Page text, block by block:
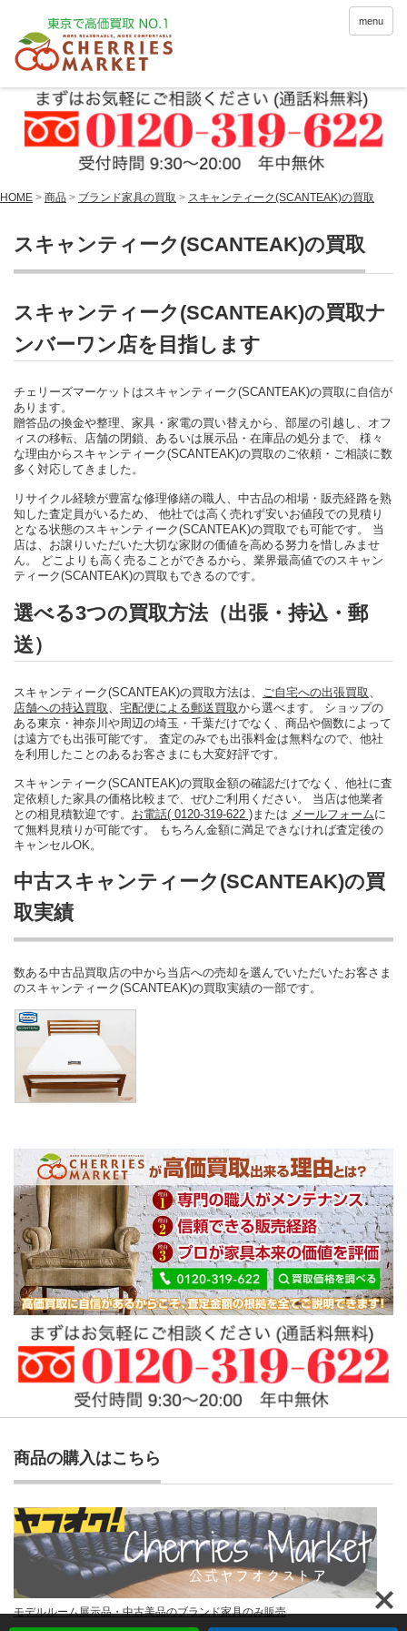
menu
HOME > 商品 > ブランド家具の買取 > スキャンティーク(SCANTEAK)の買取
スキャンティーク(SCANTEAK)の買取
スキャンティーク(SCANTEAK)の買取ナ
ンバーワン店を目指します
チェリーズマーケットはスキャンティーク(SCANTEAK)の買取に自信が
あります。
贈答品の換金や整理、家具・家電の買い替えから、部屋の引越し、オフ
ィスの移転、店舗の閉鎖、あるいは展示品・在庫品の処分まで、 様々
な理由からスキャンティーク(SCANTEAK)の買取のご依頼・ご相談に数
多く対応してきました。
リサイクル経験が豊富な修理修繕の職人、中古品の相場・販売経路を熟
知した査定員がいるため、 他社では高く売れず安いお値段での見積り
となる状態のスキャンティーク(SCANTEAK)の買取でも可能です。 当
店は、お譲りいただいた大切な家財の価値を高める努力を惜しみませ
ん。 どこよりも高く売ることができるから、業界最高値でのスキャン
ティーク(SCANTEAK)の買取もできるのです。
選べる3つの買取方法（出張・持込・郵
送）
スキャンティーク(SCANTEAK)の買取方法は、 ご自宅への出張買取
店舗への持込買取
宅配便による郵送買取から選べます。 ショップの
ある東京・神奈川や周辺の埼玉・千葉だけでなく、商品や個数によって
は遠方でも出張可能です。 査定のみでも出張料金は無料なので、他社
を利用したことのあるお客さまにも大変好評です。
スキャンティーク(SCANTEAK)の買取金額の確認だけでなく、他社に査
定依頼した家具の価格比較まで、ぜひご利用ください。 当店は他業者
との相見積歓迎です。 お電話( 0120-319-622 ) または メールフォームに
て無料見積りが可能です。 もちろん金額に満足できなければ査定後の
キャンセルOK。
中古スキャンティーク(SCANTEAK)の買
取実績
数ある中古品買取店の中から当店への売却を選んでいただいたお客さま
のスキャンティーク(SCANTEAK)の買取実績の一部です。
商品の購入はこちら
モデルルーム展示品・中古美品のブランド家具のみ販売